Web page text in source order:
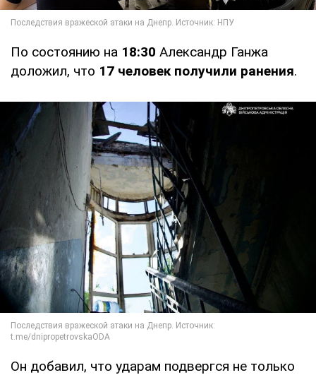
По состоянию на 18:30 Александр Ганжа
доложил, что 17 человек получили ранения.
Он добавил, что ударам подвергся не только